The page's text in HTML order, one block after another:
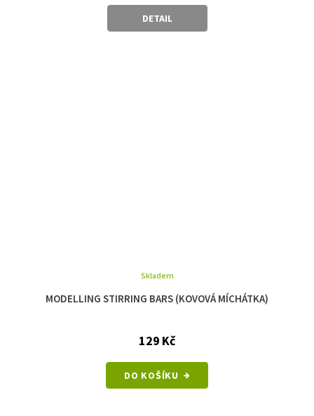
DETAIL
MODELLING STIRRING BARS (KOVOVÁ MÍCHÁTKA)
Skladem
129 Kč
DO KOŠÍKU